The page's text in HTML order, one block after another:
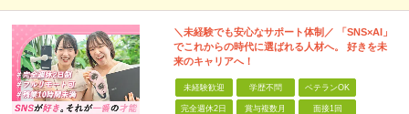
＼未経験でも安心なサポート体制／ 「SNS×AI」
でこれからの時代に選ばれる人材へ。 好きを未
来のキャリアへ！
未経験歓迎 学歴不問 ベテランOK
完全週休2日 賞与複数月 面接1回